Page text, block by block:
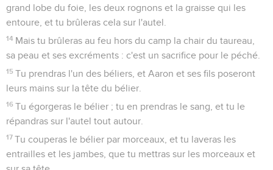
grand lobe du foie, les deux rognons et la graisse qui les
entoure, et tu brûleras cela sur l'autel.
14 Mais tu brûleras au feu hors du camp la chair du taureau,
sa peau et ses excréments : c'est un sacrifice pour le péché.
15 Tu prendras l'un des béliers, et Aaron et ses fils poseront
leurs mains sur la tête du bélier.
16 Tu égorgeras le bélier ; tu en prendras le sang, et tu le
répandras sur l'autel tout autour.
17 Tu couperas le bélier par morceaux, et tu laveras les
entrailles et les jambes, que tu mettras sur les morceaux et